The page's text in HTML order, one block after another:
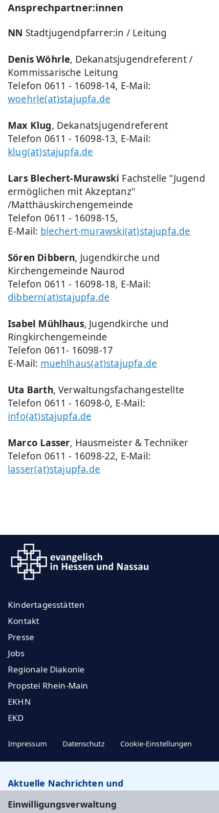
Einwilligungsverwaltung
Ansprechpartner:innen
NN Stadtjugendpfarrer:in / Leitung
Denis Wöhrle, Dekanatsjugendreferent /
Kommissarische Leitung
Telefon 0611 - 16098-14, E-Mail:
woehrle(at)stajupfa.de
Max Klug, Dekanatsjugendreferent
Telefon 0611 - 16098-13, E-Mail:
klug(at)stajupfa.de
Lars Blechert-Murawski Fachstelle "Jugend
ermöglichen mit Akzeptanz"
/Matthäuskirchengemeinde
Telefon 0611 - 16098-15,
E-Mail: blechert-murawski(at)stajupfa.de
Sören Dibbern, Jugendkirche und
Kirchengemeinde Naurod
Telefon 0611 - 16098-18, E-Mail:
dibbern(at)stajupfa.de
Isabel Mühlhaus, Jugendkirche und
Ringkirchengemeinde
Telefon 0611- 16098-17
E-Mail: muehlhaus(at)stajupfa.de
Uta Barth, Verwaltungsfachangestellte
Telefon 0611 - 16098-0, E-Mail:
info(at)stajupfa.de
Marco Lasser, Hausmeister & Techniker
Telefon 0611 - 16098-22, E-Mail:
lasser(at)stajupfa.de
Kindertagesstätten
Kontakt
Presse
Jobs
Regionale Diakonie
Propstei Rhein-Main
EKHN
EKD
Impressum Datenschutz Cookie-Einstellungen
Aktuelle Nachrichten und